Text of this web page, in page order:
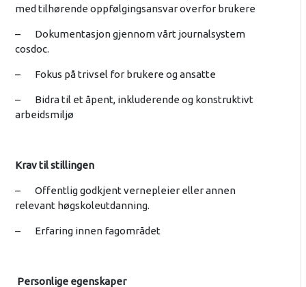
med tilhørende oppfølgingsansvar overfor brukere
– Dokumentasjon gjennom vårt journalsystem
cosdoc.
– Fokus på trivsel for brukere og ansatte
– Bidra til et åpent, inkluderende og konstruktivt
arbeidsmiljø
Krav til stillingen
– Offentlig godkjent vernepleier eller annen
relevant høgskoleutdanning.
– Erfaring innen fagområdet
Personlige egenskaper